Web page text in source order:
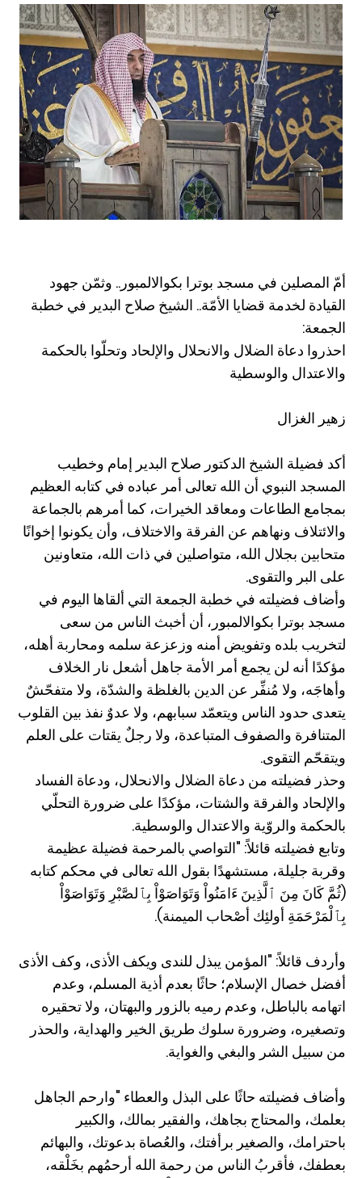
أمّ المصلين في مسجد بوترا بكوالالمبور.. وثمّن جهود
القيادة لخدمة قضايا الأمّة.. الشيخ صلاح البدير في خطبة
الجمعة:
احذروا دعاة الضلال والانحلال والإلحاد وتحلّوا بالحكمة
والاعتدال والوسطية
زهير الغزال
أكد فضيلة الشيخ الدكتور صلاح البدير إمام وخطيب
المسجد النبوي أن الله تعالى أمر عباده في كتابه العظيم
بمجامع الطاعات ومعاقد الخيرات، كما أمرهم بالجماعة
والائتلاف ونهاهم عن الفرقة والاختلاف، وأن يكونوا إخوانًا
متحابين بجلال الله، متواصلين في ذات الله، متعاونين
على البر والتقوى.
وأضاف فضيلته في خطبة الجمعة التي ألقاها اليوم في
مسجد بوترا بكوالالمبور، أن أخبث الناس من سعى
لتخريب بلده وتفويض أمنه وزعزعة سلمه ومحاربة أهله،
مؤكدًا أنه لن يجمع أمر الأمة جاهل أشعل نار الخلاف
وأهاجَه، ولا مُنفِّر عن الدين بالغلظة والشدّة، ولا متفحّشٌ
يتعدى حدود الناس ويتعمّد سبابهم، ولا عدوٌ نفذ بين القلوب
المتنافرة والصفوف المتباعدة، ولا رجلٌ يقتات على العلم
ويتقحّم التقوى.
وحذر فضيلته من دعاة الضلال والانحلال، ودعاة الفساد
والإلحاد والفرقة والشتات، مؤكدًا على ضرورة التحلّي
بالحكمة والروّية والاعتدال والوسطية.
وتابع فضيلته قائلاً: "التواصي بالمرحمة فضيلة عظيمة
وقربة جليلة، مستشهدًا بقول الله تعالى في محكم كتابه
(ثُمَّ كَانَ مِنَ ٱلَّذِينَ ءَامَنُواْ وَتَوَاصَوْاْ بِٱلصَّبْرِ وَتَوَاصَوْاْ
بِٱلْمَرْحَمَةِ أولئِك أصْحاب الميمنة).
وأردف قائلاً: "المؤمن يبذل للندى ويكف الأذى، وكف الأذى
أفضل خصال الإسلام؛ حاثًا بعدم أذية المسلم، وعدم
اتهامه بالباطل، وعدم رميه بالزور والبهتان، ولا تحقيره
وتصغيره، وضرورة سلوك طريق الخير والهداية، والحذر
من سبيل الشر والبغي والغواية.
وأضاف فضيلته حاثًا على البذل والعطاء "وارحم الجاهل
بعلمك، والمحتاج بجاهك، والفقير بمالك، والكبير
باحترامك، والصغير برأفتك، والعُصاة بدعوتك، والبهائم
بعطفك، فأقربُ الناس من رحمة الله أرحمُهم بخَلْقه،